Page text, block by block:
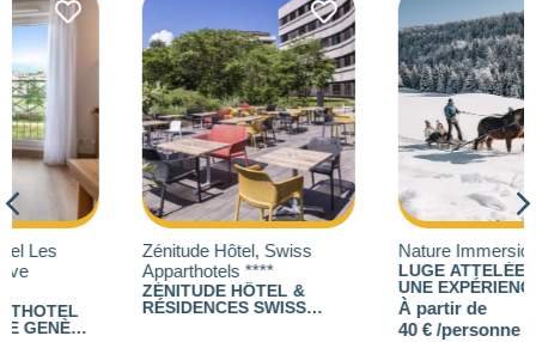
Zénitude Hôtel, Swiss
Apparthotels ****
ZÉNITUDE HÔTEL &
RÉSIDENCES SWISS
APPARTHOTELS : 130
Nature Immersion
LUGE ATTELÉE : VIVEZ
UNE EXPÉRIENCE
UNIQUE EN PLEINE
À partir de
40 € /personne